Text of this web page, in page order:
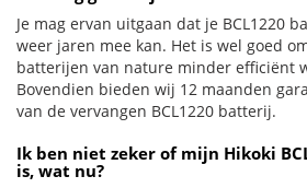
Je mag ervan uitgaan dat je BCL1220
weer jaren mee kan. Het is wel goed
batterijen van nature minder efficiënt
Bovendien bieden wij 12 maanden
van de vervangen BCL1220 batterij.
Ik ben niet zeker of mijn Hikoki
is, wat nu?